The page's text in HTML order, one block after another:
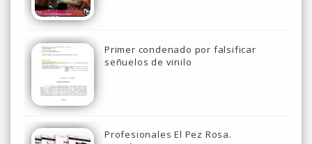
Primer condenado por falsificar
señuelos de vinilo
Profesionales El Pez Rosa.